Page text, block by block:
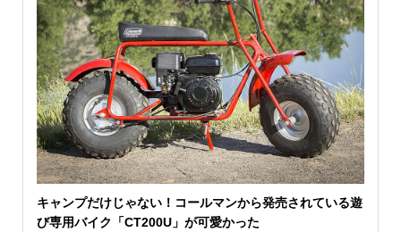
キャンプだけじゃない！コールマンから発売されている遊
び専用バイク「CT200U」が可愛かった